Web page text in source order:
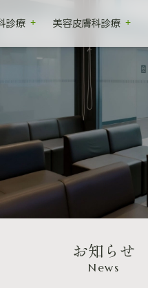
診療 美容皮膚科診療
お知らせ
News